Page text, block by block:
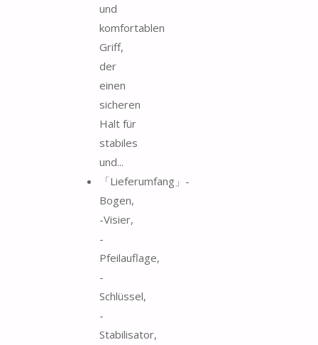
und
komfortablen
Griff,
der
einen
sicheren
Halt für
stabiles
und...
「Lieferumfang」-
Bogen,
-Visier,
-
Pfeilauflage,
-
Schlüssel,
-
Stabilisator,